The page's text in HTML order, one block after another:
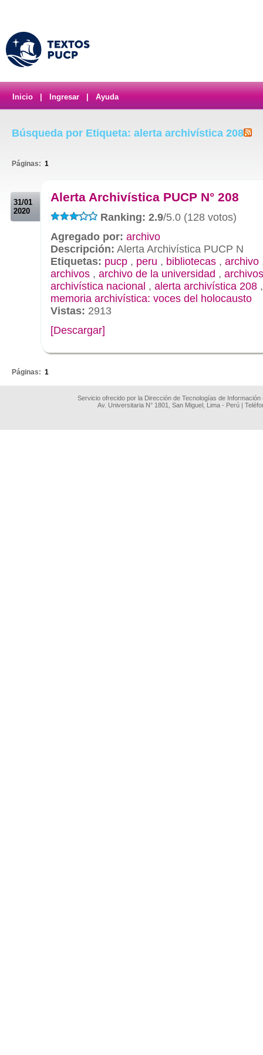
Inicio Ingresar Ayuda
Búsqueda por Etiqueta: alerta archivística 208
Páginas: 1
31/01
2020
Alerta Archivística PUCP N° 208
Ranking: 2.9/5.0 (128 votos)
Agregado por: archivo
Descripción: Alerta Archivística PUCP N
Etiquetas: pucp , peru , bibliotecas , archivo
archivos , archivo de la universidad ,
archivística nacional , alerta archivística 208
memoria archivística: voces del holocausto
Vistas: 2913
[Descargar]
Páginas: 1
Servicio ofrecido por la Dirección de Tecnologías de
Av. Universitaria N° 1801, San Miguel, Lima - Perú |